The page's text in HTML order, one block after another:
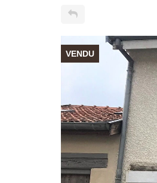
VENDU